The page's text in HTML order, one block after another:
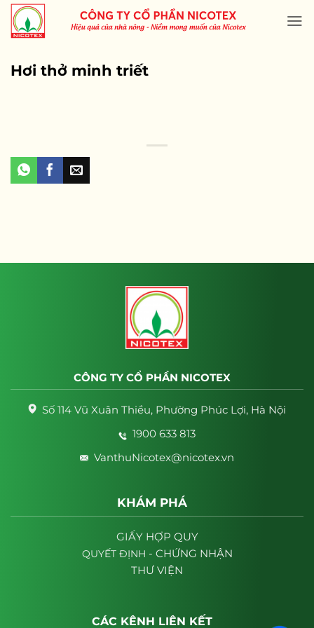
Skip
content
Hơi thở minh triết
CÔNG TY CỔ PHẦN NICOTEX
Số 114 Vũ Xuân Thiều, Phường Phúc Lợi, Hà Nội
1900 633 813
VanthuNicotex@nicotex.vn
KHÁM PHÁ
GIẤY HỢP QUY
QUYẾT ĐỊNH - CHỨNG NHẬN
THƯ VIỆN
CÁC KÊNH LIÊN KẾT